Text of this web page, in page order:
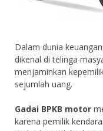
Dalam dunia
dikenal di telinga
menjaminkan
sejumlah uang.
Gadai BPKB motor
karena pemilik